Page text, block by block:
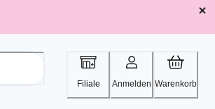
Filiale Anmelden Warenkorb